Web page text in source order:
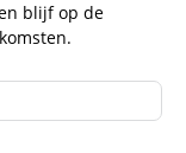
blijf op de